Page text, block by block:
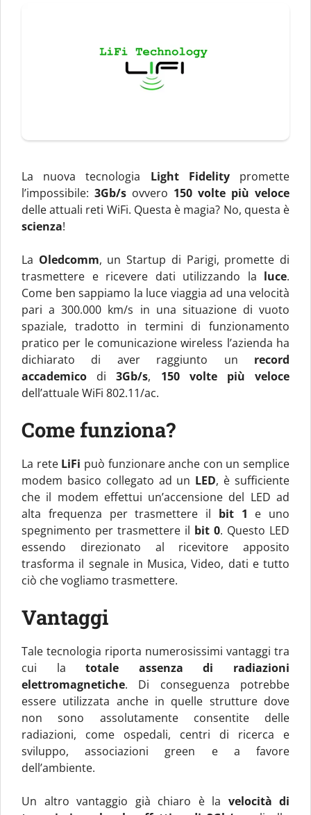
La nuova tecnologia Light Fidelitypromette
l’impossibile: 3Gb/s ovvero 150 volte più veloce
delle attuali reti WiFi. Questa è magia? No, questa è
scienza!
La Oledcomm, un Startup di Parigi, promette di
trasmettere e ricevere dati utilizzando la luce.
Come ben sappiamo la luce viaggia ad una velocità
pari a 300.000 km/s in una situazione di vuoto
spaziale, tradotto in termini di funzionamento
pratico per le comunicazione wireless l’azienda ha
dichiarato di aver raggiunto un record
accademico di3Gb/s, 150 volte più veloce
dell’attuale WiFi 802.11/ac.
Come funziona?
La rete LiFi può funzionare anche con un semplice
modem basico collegato ad un LED, è sufficiente
che il modem effettui un’accensione del LED ad
alta frequenza per trasmettere il bit 1 e uno
spegnimento per trasmettere il bit 0. Questo LED
essendo direzionato al ricevitore apposito
trasforma il segnale in Musica, Video, dati e tutto
ciò che vogliamo trasmettere.
Vantaggi
Tale tecnologia riporta numerosissimi vantaggi tra
cui latotale assenza di radiazioni
elettromagnetiche. Di conseguenza potrebbe
essere utilizzata anche in quelle strutture dove
non sono assolutamente consentite delle
radiazioni, come ospedali, centri di ricerca e
sviluppo, associazioni green e a favore
dell’ambiente.
Un altro vantaggio già chiaro è la velocità di